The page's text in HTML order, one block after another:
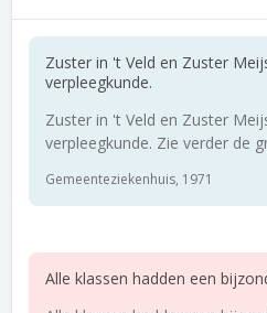
Zuster in 't Veld en Zuster
verpleegkunde.
Zuster in 't Veld en Zuster
verpleegkunde. Zie verder de
Gemeenteziekenhuis, 1971
Alle klassen hadden een